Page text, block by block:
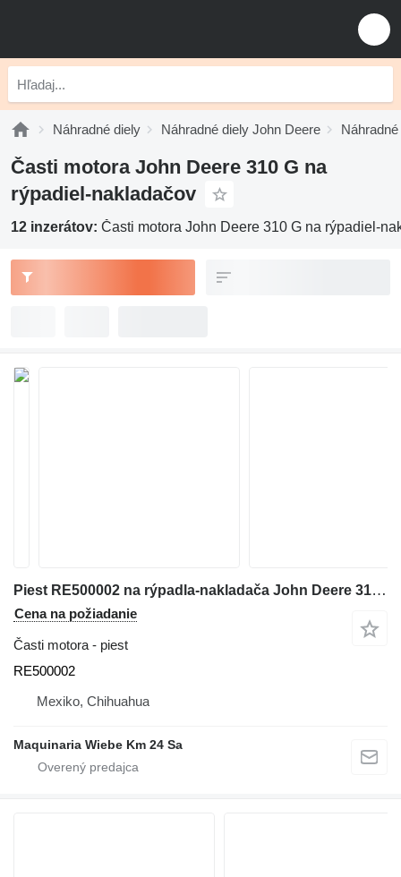
Náhradné diely Náhradné diely John Deere
Časti motora John Deere 310 G na
rýpadiel-nakladačov
12 inzerátov: Časti motora John Deere 310 G na rýpadiel-
Piest RE500002 na rýpadla-nakladača John Deere 310G
Cena na požiadanie
Časti motora - piest
RE500002
Mexiko, Chihuahua
Maquinaria Wiebe Km 24 Sa